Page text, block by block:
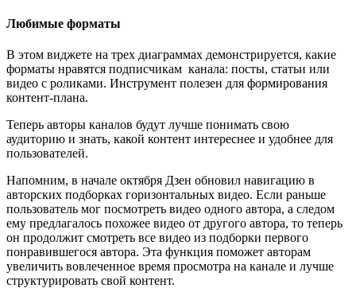
Любимые форматы
В этом виджете на трех диаграммах демонстрируется, какие
форматы нравятся подписчикам канала: посты, статьи или
видео с роликами. Инструмент полезен для формирования
контент-плана.
Теперь авторы каналов будут лучше понимать свою
аудиторию и знать, какой контент интереснее и удобнее для
пользователей.
Напомним, в начале октября Дзен обновил навигацию в
авторских подборках горизонтальных видео. Если раньше
пользователь мог посмотреть видео одного автора, а следом
ему предлагалось похожее видео от другого автора, то теперь
он продолжит смотреть все видео из подборки первого
понравившегося автора. Эта функция поможет авторам
увеличить вовлеченное время просмотра на канале и лучше
структурировать свой контент.